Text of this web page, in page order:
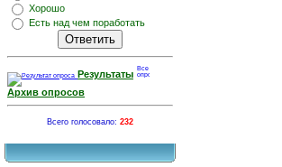
Хорошо
Есть над чем поработать
Результаты
Архив опросов
Всего голосовало: 232